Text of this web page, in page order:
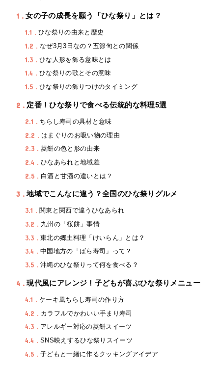
1 女の子の成長を願う「ひな祭り」とは？
1.1 ひな祭りの由来と歴史
1.2 なぜ3月3日なの？五節句との関係
1.3 ひな人形を飾る意味とは
1.4 ひな祭りの歌とその意味
1.5 ひな祭りの飾りつけのタイミング
2 定番！ひな祭りで食べる伝統的な料理5選
2.1 ちらし寿司の具材と意味
2.2 はまぐりのお吸い物の理由
2.3 菱餅の色と形の由来
2.4 ひなあられと地域差
2.5 白酒と甘酒の違いとは？
3 地域でこんなに違う？全国のひな祭りグルメ
3.1 関東と関西で違うひなあられ
3.2 九州の「桜餅」事情
3.3 東北の郷土料理「けいらん」とは？
3.4 中国地方の「ばら寿司」って？
3.5 沖縄のひな祭りって何を食べる？
4 現代風にアレンジ！子どもが喜ぶひな祭りメニュー
4.1 ケーキ風ちらし寿司の作り方
4.2 カラフルでかわいい手まり寿司
4.3 アレルギー対応の菱餅スイーツ
4.4 SNS映えするひな祭りスイーツ
4.5 子どもと一緒に作るクッキングアイデア